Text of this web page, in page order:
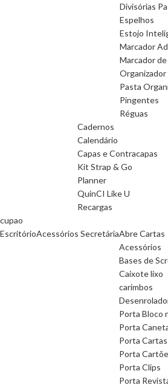
Divisórias
Espelhos
Estojo
Marcador
Marcador de
Pasta
Pingentes
Réguas
Cadernos
Calendário
Capas e Contracapas
Kit Strap & Go
Planner
QuinCI Like U
Recargas
cupao
EscritórioAcessórios SecretáriaAbre Cartas
Acessórios
Bases de
Caixote lixo
carimbos
Porta Bloco
Porta
Porta Cartas
Porta
Porta Clips
Porta